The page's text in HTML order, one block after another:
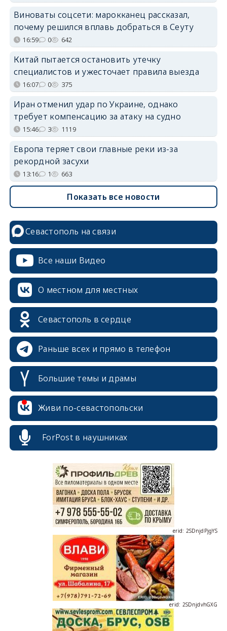
Виноваты соцсети: марокканец рассказал,
почему решился вплавь добраться в Сеуту
16:59 0 642
Китай пытается остановить утечку
специалистов и ужесточает правила выезда
16:07 0 375
Иран отменил удар по Украине, однако
требует компенсацию за атаку на судно
15:46 3 1119
Европа теряет свои главные реки из-за
рекордной засухи
13:16 1 663
Показать все новости
Севастополь на связи
Все наши Видео
О местном для местных
Севастополь в сердце
Раньше всех и прямо в телефон
Большие темы и драмы
Живи по-севастопольски
ForPost в наушниках
erid: 2SDnjcrDNw6
erid: 2SDnjdPjgYS
erid: 2SDnjdvhGXG